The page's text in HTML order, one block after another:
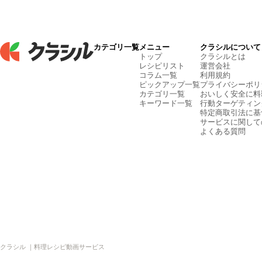
カテゴリ一覧メニュー
トップ
レシピリスト
コラム一覧
ピックアップ一覧
カテゴリ一覧
キーワード一覧
クラシルについて
クラシルとは
運営会社
利用規約
プライバシーポ
おいしく安全に
行動ターゲティ
特定商取引法に
サービスに関し
よくある質問
クラシル ｜料理レシピ動画サービス